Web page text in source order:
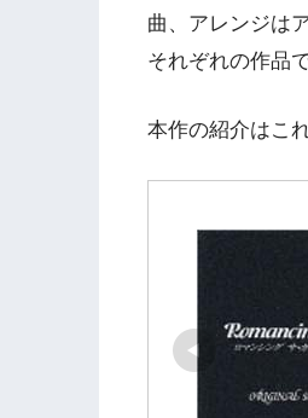
曲、アレンジは
それぞれの作品
本作の紹介はこ